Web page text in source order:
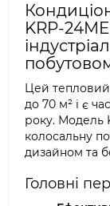
KRP-
Цей тепловий
до 70 м² і є
року. Модель
колосальну
дизайном та
Головні